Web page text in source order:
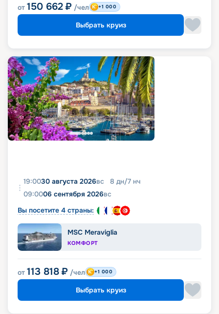
от 150 662 ₽ /чел +1 000
Выбрать круиз
19:0030 августа 2026вс 8 дн/7 нч
09:0006 сентября 2026вс
Вы посетите 4 страны:
MSC Meraviglia
КОМФОРТ
от 113 818 ₽ /чел +1 000
Выбрать круиз